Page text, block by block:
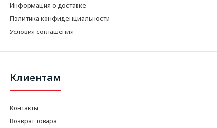
Информация о доставке
Политика конфиденциальности
Условия соглашения
Клиентам
Контакты
Возврат товара